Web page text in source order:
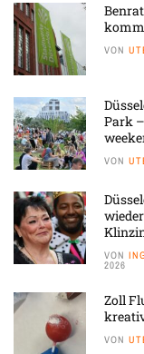
VON
Park
VON
VON
2026
Zoll
VON